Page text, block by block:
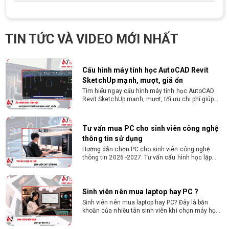
TIN TỨC VÀ VIDEO MỚI NHẤT
họa từ 2D, dựng video đến 3D
Hướng dẫn chọn PC cho sinh viên thiết kế đồ họa
từ 2D, dựng video đến 3D. Cấu hình tối ưu, dùng
Cấu hình máy tính học AutoCAD Revit
SketchUp mạnh, mượt, giá ổn
Tìm hiểu ngay cấu hình máy tính học AutoCAD
Revit SketchUp mạnh, mượt, tối ưu chi phí giúp
Tư vấn mua PC cho sinh viên công nghệ
thông tin sử dụng
Hướng dẫn chọn PC cho sinh viên công nghệ
thông tin 2026 -2027. Tư vấn cấu hình học lập
Sinh viên nên mua laptop hay PC ?
Sinh viên nên mua laptop hay PC? Đây là băn
khoăn của nhiều tân sinh viên khi chọn máy học